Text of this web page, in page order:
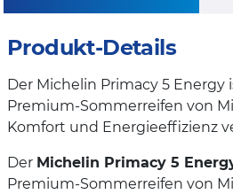
Produkt-Details
Der Michelin Primacy 5 Energy
Premium-Sommerreifen von
Komfort und Energieeffizienz
Der Michelin Primacy 5
Premium-Sommerreifen von